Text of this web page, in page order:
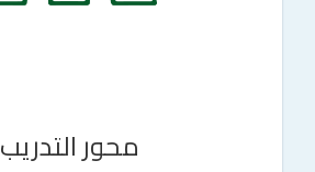
محور التدريب